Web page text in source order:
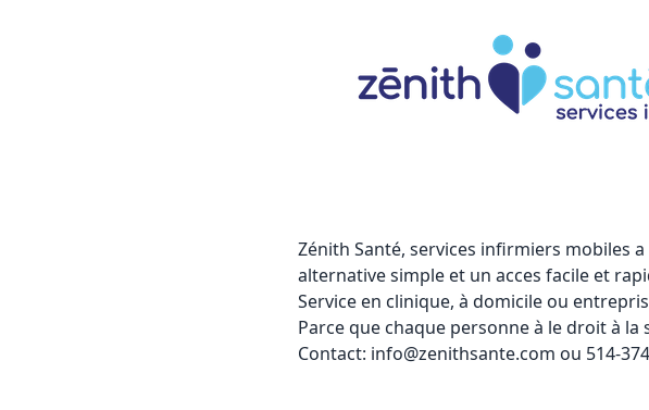
Zénith Santé, services infirmiers mobiles
alternative simple et un acces facile et
Service en clinique, à domicile ou
Parce que chaque personne à le droit à la
Contact: info@zenithsante.com ou 514-